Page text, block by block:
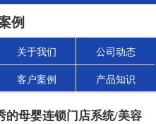
例
关于我们 公司动态
客户案例 产品知识
的母婴连锁门店系统/美容